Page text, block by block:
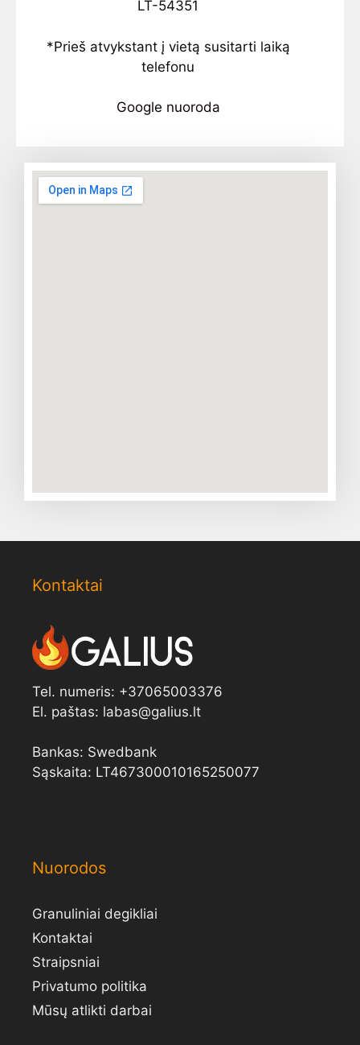
LT-54351
*Prieš atvykstant į vietą susitarti laiką
telefonu
Google nuoroda
Kontaktai
Tel. numeris: +37065003376
El. paštas: labas@galius.lt
Bankas: Swedbank
Sąskaita: LT467300010165250077
Nuorodos
Granuliniai degikliai
Kontaktai
Straipsniai
Privatumo politika
Mūsų atlikti darbai